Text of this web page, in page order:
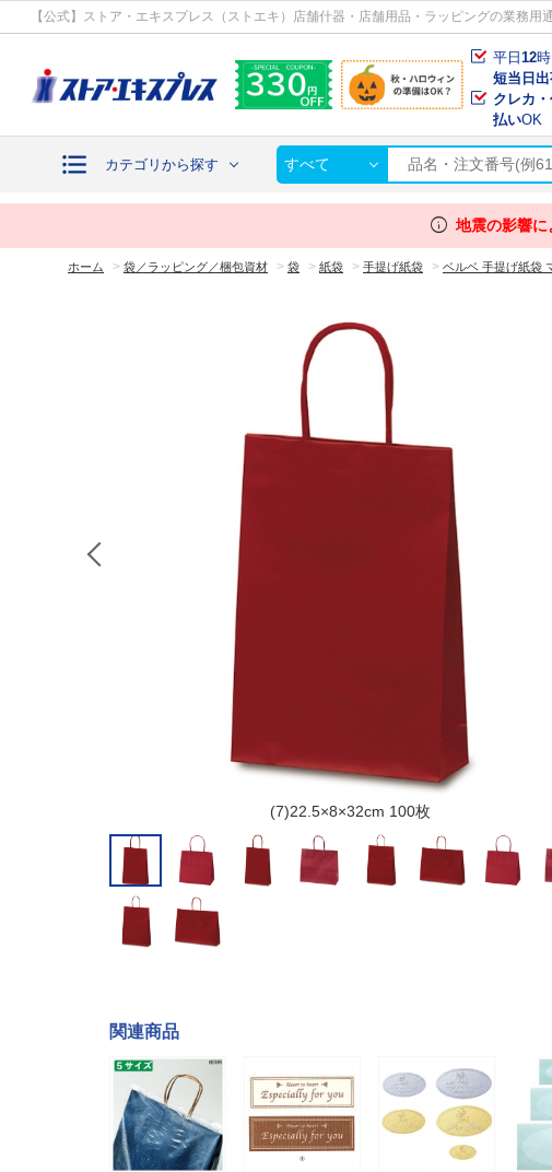
【公式】ストア・エキスプレス（ストエキ）店舗什器・店舗用品・ラッピングの業務用
平日12
短当日
クレカ
払いOK
カテゴリから探す すべて
info 地震の影響
ホーム > 袋／ラッピング／梱包資材 > 袋 > 紙袋 > 手提げ紙袋 > ベルベ 手提げ紙袋
(7)22.5×8×32cm 100枚
関連商品